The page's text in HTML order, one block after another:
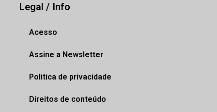
Legal / Info
Acesso
Assine a Newsletter
Politica de privacidade
Direitos de conteúdo